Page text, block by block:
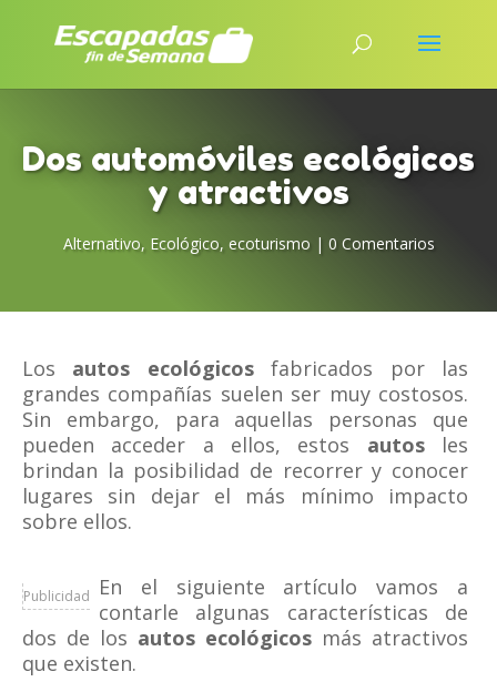
Dos automóviles ecológicos
y atractivos
Alternativo, Ecológico, ecoturismo | 0 Comentarios
Los autos ecológicosfabricados por las
grandes compañías suelen ser muy costosos.
Sin embargo, para aquellas personas que
pueden acceder a ellos, estos autosles
brindan la posibilidad de recorrer y conocer
lugares sin dejar el más mínimo impacto
sobre ellos.
Publicidad
En el siguiente artículo vamos a
contarle algunas características de
dos de los autos ecológicos más atractivos
que existen.